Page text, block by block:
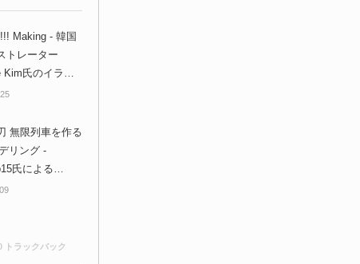
Making - 韓国
トレーター
Kim氏のイラス
で3DCG化し
無限列車を作る
リング -
氏による
CLIP STUDIO
トラックバック